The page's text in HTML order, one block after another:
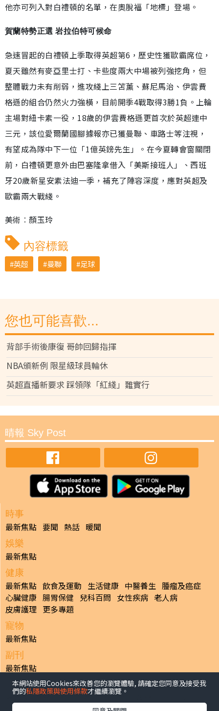
他亦可列入對白禮頓的名單，在奧脫福「地標」登場。
賀蘭特勢正選 岩拉伯特可候命
急速冒起的白禮頓上季取得英超第6，歷史性獲歐霸席位，
夏天雖然有麥亞里士打、卡些度兩大中場被列強挖角，但
整體戰力未有削弱，進攻綫上三笘薰、蘇尼馬治、伊雲費
格遜的組合仍然火力強橫，目前開季4戰取得3勝1負。上輪
主場對紐卡素一役，18歲的伊雲費格遜更首次於英超連中
三元，該位愛爾蘭國腳據報亦已獲曼聯、車路士等注視，
有望成為隊中下一位「1億英鎊先生」。在今夏轉會窗關閉
前，白禮頓更意外由巴塞隆拿借入「美斯接班人」、西班
牙20歲新星安素法迪一季，補充了陣容深度，應對英超及
歐霸兩大戰綫。
美術︰顏玉玲
內容標籤
英超 曼聯 足球
您也可能喜歡...
背部手術後康復 哥帥回歸指揮
NBA頒新例 限星級球員輪休
英超直播新要求 踩領隊「紅綫」難實行
晴報 Sky Post
時事
最新焦點 要聞 熱話 暖聞
娛樂
最新焦點
健康
最新焦點 飲食及運動 生活健康 中醫養生 腫瘤及癌症
心臟健康 腸胃保健 兒科百問 女性疾病 老人病
皮膚護理 更多專題
寵物
最新焦點
副刊
最新焦點
日報
揭頁版 港聞 財經/地產 中國/國際
本網站使用Cookies來改善您的瀏覽體驗, 請確定您同意及接受我
們的私隱政策與使用條款才繼續瀏覽。